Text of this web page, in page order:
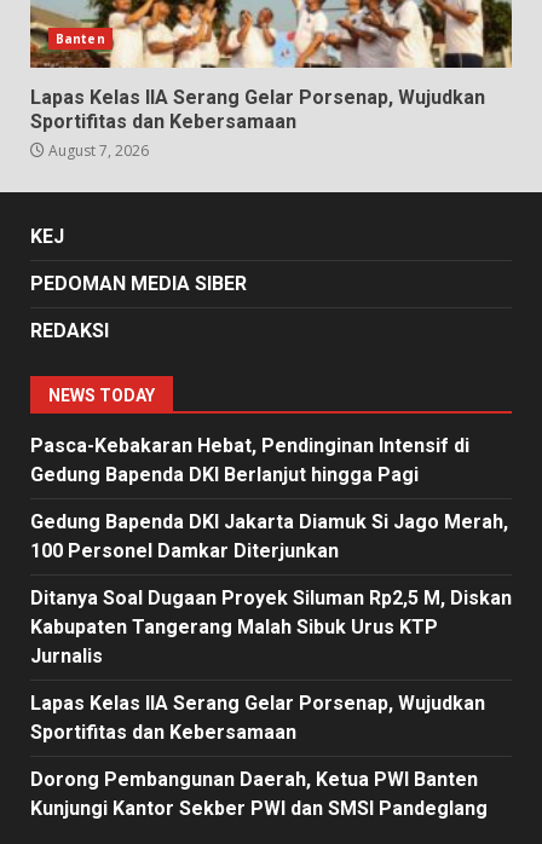
Banten
Lapas Kelas IIA Serang Gelar Porsenap, Wujudkan
Sportifitas dan Kebersamaan
August 7, 2026
KEJ
PEDOMAN MEDIA SIBER
REDAKSI
NEWS TODAY
Pasca-Kebakaran Hebat, Pendinginan Intensif di
Gedung Bapenda DKI Berlanjut hingga Pagi
Gedung Bapenda DKI Jakarta Diamuk Si Jago Merah,
100 Personel Damkar Diterjunkan
Ditanya Soal Dugaan Proyek Siluman Rp2,5 M, Diskan
Kabupaten Tangerang Malah Sibuk Urus KTP
Jurnalis
Lapas Kelas IIA Serang Gelar Porsenap, Wujudkan
Sportifitas dan Kebersamaan
Dorong Pembangunan Daerah, Ketua PWI Banten
Kunjungi Kantor Sekber PWI dan SMSI Pandeglang